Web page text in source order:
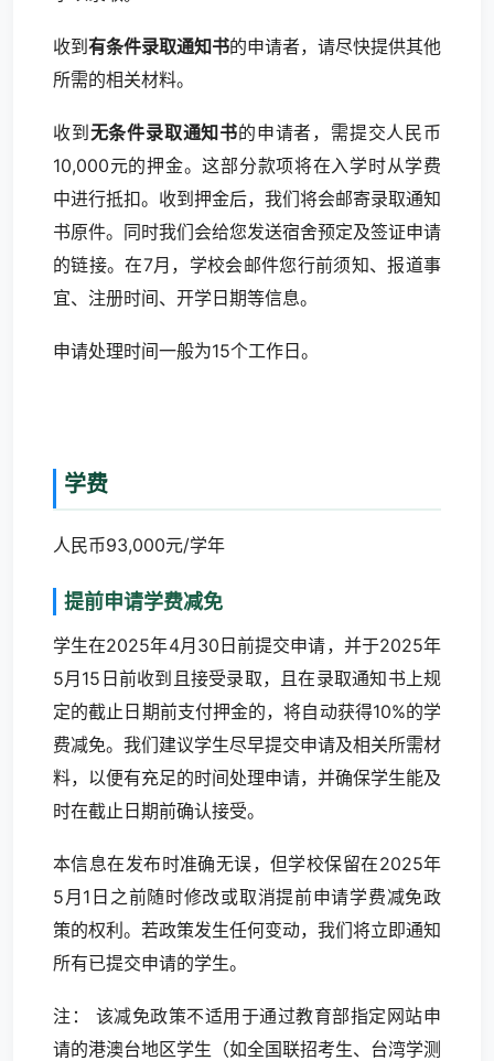
收到 有条件录取通知书的申请者，请尽快提供其他
所需的相关材料。
收到 无条件录取通知书的申请者，需提交人民币
10,000元的押金。这部分款项将在入学时从学费
中进行抵扣。收到押金后，我们将会邮寄录取通知
书原件。同时我们会给您发送宿舍预定及签证申请
的链接。在7月，学校会邮件您行前须知、报道事
宜、注册时间、开学日期等信息。
申请处理时间一般为15个工作日。
学费
人民币93,000元/学年
提前申请学费减免
学生在2025年4月30日前提交申请，并于2025年
5月15日前收到且接受录取，且在录取通知书上规
定的截止日期前支付押金的，将自动获得10%的学
费减免。我们建议学生尽早提交申请及相关所需材
料，以便有充足的时间处理申请，并确保学生能及
时在截止日期前确认接受。
本信息在发布时准确无误，但学校保留在2025年
5月1日之前随时修改或取消提前申请学费减免政
策的权利。若政策发生任何变动，我们将立即通知
所有已提交申请的学生。
注： 该减免政策不适用于通过教育部指定网站申
请的港澳台地区学生（如全国联招考生、台湾学测